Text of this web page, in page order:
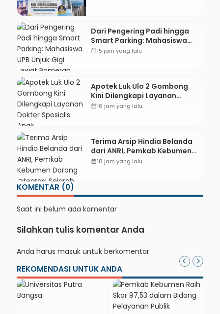
Dari Pengering Padi hingga
Smart Parking: Mahasiswa
UPB Unjuk Gigi Lewat
calendar_month15 jam yang lalu
Apotek Luk Ulo 2 Gombong
Kini Dilengkapi Layanan
Dokter Spesialis Anak
calendar_month16 jam yang lalu
Terima Arsip Hindia Belanda
dari ANRI, Pemkab Kebumen
Dorong Integrasi Sejarah,
calendar_month18 jam yang lalu
KOMENTAR (0)
Saat ini belum ada komentar
Silahkan tulis komentar Anda
Anda harus masuk untuk berkomentar.
REKOMENDASI UNTUK ANDA